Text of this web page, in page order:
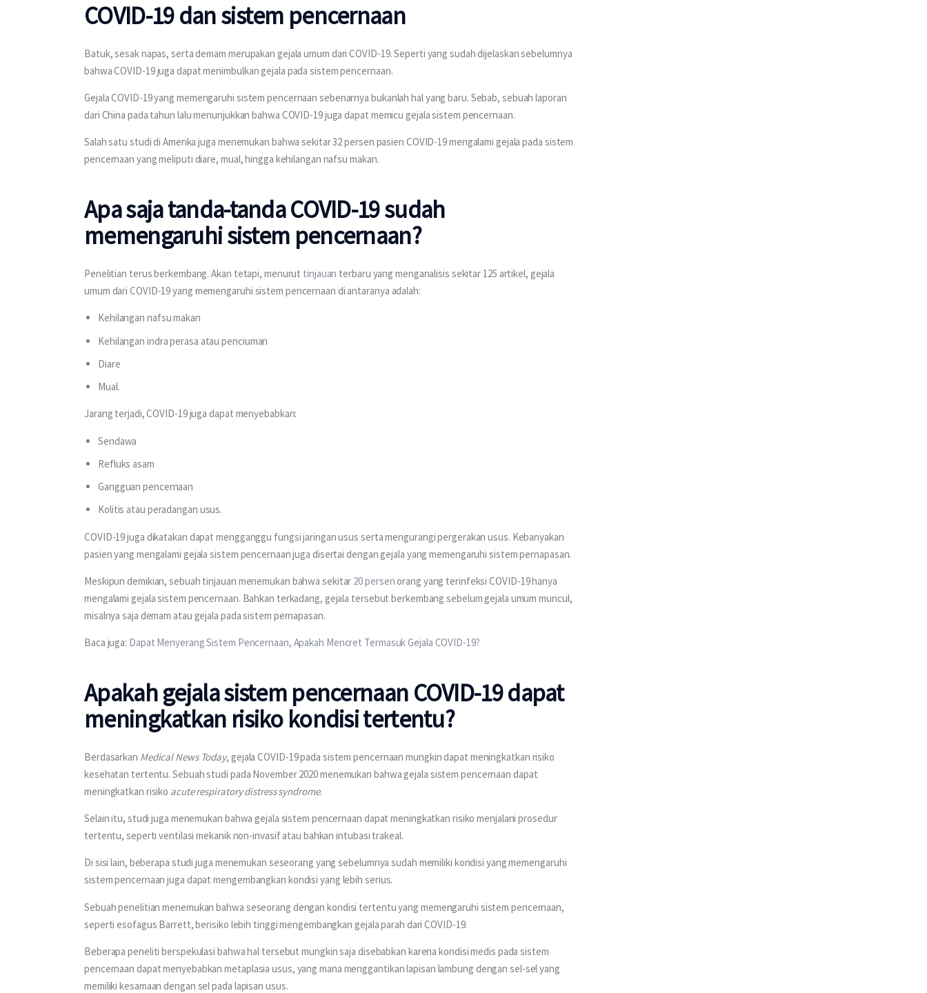
COVID-19 dan sistem pencernaan
Batuk, sesak napas, serta demam merupakan gejala umum dari COVID-19. Seperti yang sudah dijelaskan sebelumnya
bahwa COVID-19 juga dapat menimbulkan gejala pada sistem pencernaan.
Gejala COVID-19 yang memengaruhi sistem pencernaan sebenarnya bukanlah hal yang baru. Sebab, sebuah laporan
dari China pada tahun lalu menunjukkan bahwa COVID-19 juga dapat memicu gejala sistem pencernaan.
Salah satu studi di Amerika juga menemukan bahwa sekitar 32 persen pasien COVID-19 mengalami gejala pada sistem
pencernaan yang meliputi diare, mual, hingga kehilangan nafsu makan.
Apa saja tanda-tanda COVID-19 sudah
memengaruhi sistem pencernaan?
Penelitian terus berkembang. Akan tetapi, menurut tinjauan terbaru yang menganalisis sekitar 125 artikel, gejala
umum dari COVID-19 yang memengaruhi sistem pencernaan di antaranya adalah:
Kehilangan nafsu makan
Kehilangan indra perasa atau penciuman
Diare
Mual.
Jarang terjadi, COVID-19 juga dapat menyebabkan:
Sendawa
Refluks asam
Gangguan pencernaan
Kolitis atau peradangan usus.
COVID-19 juga dikatakan dapat mengganggu fungsi jaringan usus serta mengurangi pergerakan usus. Kebanyakan
pasien yang mengalami gejala sistem pencernaan juga disertai dengan gejala yang memengaruhi sistem pernapasan.
Meskipun demikian, sebuah tinjauan menemukan bahwa sekitar 20 persen orang yang terinfeksi COVID-19 hanya
mengalami gejala sistem pencernaan. Bahkan terkadang, gejala tersebut berkembang sebelum gejala umum muncul,
misalnya saja demam atau gejala pada sistem pernapasan.
Baca juga: Dapat Menyerang Sistem Pencernaan, Apakah Mencret Termasuk Gejala COVID-19?
Apakah gejala sistem pencernaan COVID-19 dapat
meningkatkan risiko kondisi tertentu?
Berdasarkan Medical News Today, gejala COVID-19 pada sistem pencernaan mungkin dapat meningkatkan risiko
kesehatan tertentu. Sebuah studi pada November 2020 menemukan bahwa gejala sistem pencernaan dapat
meningkatkan risiko acute respiratory distress syndrome.
Selain itu, studi juga menemukan bahwa gejala sistem pencernaan dapat meningkatkan risiko menjalani prosedur
tertentu, seperti ventilasi mekanik non-invasif atau bahkan intubasi trakeal.
Di sisi lain, beberapa studi juga menemukan seseorang yang sebelumnya sudah memiliki kondisi yang memengaruhi
sistem pencernaan juga dapat mengembangkan kondisi yang lebih serius.
Sebuah penelitian menemukan bahwa seseorang dengan kondisi tertentu yang memengaruhi sistem pencernaan,
seperti esofagus Barrett, berisiko lebih tinggi mengembangkan gejala parah dari COVID-19.
Beberapa peneliti berspekulasi bahwa hal tersebut mungkin saja disebabkan karena kondisi medis pada sistem
pencernaan dapat menyebabkan metaplasia usus, yang mana menggantikan lapisan lambung dengan sel-sel yang
memiliki kesamaan dengan sel pada lapisan usus.